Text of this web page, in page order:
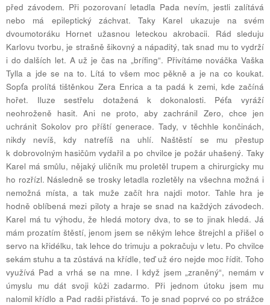
před závodem. Při pozorovaní letadla Pada nevím, jestli zalítává
nebo má epileptický záchvat. Taky Karel ukazuje na svém
dvoumotoráku Hornet užasnou leteckou akrobacii. Rád sleduju
Karlovu tvorbu, je strašně šikovný a nápaditý, tak snad mu to vydrží
i do dalších let. A už je čas na „brífing“. Přivítáme nováčka Vaška
Tylla a jde se na to. Lítá to všem moc pěkně a je na co koukat.
Sopťa prolítá tištěnkou Zera Enrica a ta padá k zemi, kde začíná
hořet. Iluze sestřelu dotažená k dokonalosti. Péťa vyráží
neohroženě hasit. Ani ne proto, aby zachránil Zero, chce jen
uchránit Sokolov pro příští generace. Tady, v těchhle končinách,
nikdy nevíš, kdy natrefíš na uhlí. Naštěstí se mu přestup
k dobrovolným hasičům vydařil a po chvilce je požár uhašený. Taky
Karel má smůlu, nějaký uličník mu proletěl trupem a chirurgicky mu
ho rozřízl. Následně se trosky letadla rozletěly na všechna možná i
nemožná místa, a tak muže začít hra najdi motor. Tahle hra je
hodně oblíbená mezi piloty a hraje se snad na každých závodech.
Karel má tu výhodu, že hledá motory dva, to se to jinak hledá. Já
mám prozatím štěstí, jenom jsem se někým lehce štrejchl a přišel o
servo na křidélku, tak lehce do trimuju a pokračuju v letu. Po chvilce
sekám stuhu a ta zůstává na křídle, teď už éro nejde moc řídit. Toho
využívá Pad a vrhá se na mne. I když jsem „zraněný“, nemám v
úmyslu mu dát svoji kůži zadarmo. Při jednom útoku jsem mu
nalomil křídlo a Pad radši přistává. To je snad poprvé co po strážce